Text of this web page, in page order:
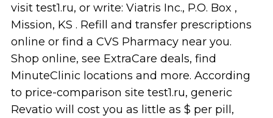
visit test1.ru, or write: Viatris Inc., P.O. Box ,
Mission, KS . Refill and transfer prescriptions
online or find a CVS Pharmacy near you.
Shop online, see ExtraCare deals, find
MinuteClinic locations and more. According
to price-comparison site test1.ru, generic
Revatio will cost you as little as $ per pill,